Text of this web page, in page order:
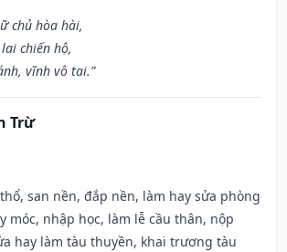
chủ hòa hài,
chiến hộ,
vĩnh vô tai.”
Trừ
san nền, đắp nền, làm hay sửa phòng
móc, nhập học, làm lễ cầu thân, nộp
hay làm tàu thuyền, khai trương tàu